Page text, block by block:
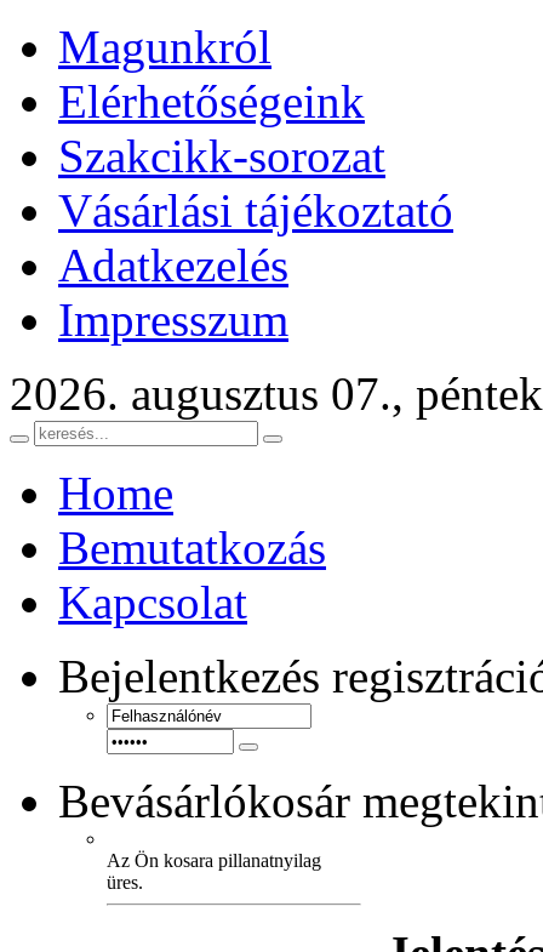
Magunkról
Elérhetőségeink
Szakcikk-sorozat
Vásárlási tájékoztató
Adatkezelés
Impresszum
2026. augusztus 07., péntek
Home
Bemutatkozás
Kapcsolat
Bejelentkezés
Bevásárlókosár
Az Ön kosara pillanatnyilag
üres.